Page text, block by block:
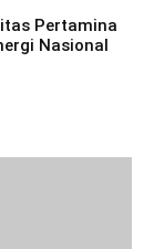
Pertamina
Nasional